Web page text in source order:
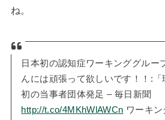
ね。
日本初の認知症ワーキンググルー
んには頑張って欲しいです！！:
初の当事者団体発足 – 毎日新聞
http://t.co/4MKhWlAWCn ワーキ